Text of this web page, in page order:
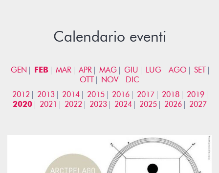
Calendario eventi
GEN FEB MAR APR MAG GIU LUG AGO
SET
OTT
NOV
DIC
2012
2013 2014 2015 2016 2017 2018
2019
2020
2021 2022 2023 2024 2025 2026 2027